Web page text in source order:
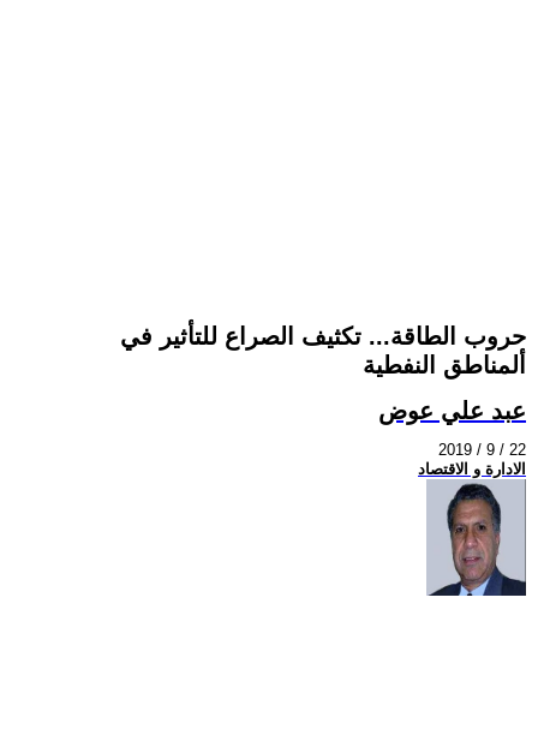
حروب الطاقة... تكثيف الصراع للتأثير في
ألمناطق النفطية
عبد علي عوض
2019 / 9 / 22
الادارة و الاقتصاد